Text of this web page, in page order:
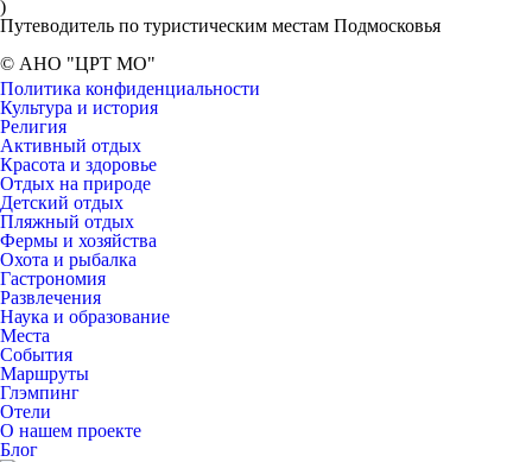
Путеводитель по туристическим местам Подмосковья
© АНО "ЦРТ МО"
Политика конфиденциальности
Культура и история
Религия
Активный отдых
Красота и здоровье
Отдых на природе
Детский отдых
Пляжный отдых
Фермы и хозяйства
Охота и рыбалка
Гастрономия
Развлечения
Наука и образование
Места
События
Маршруты
Глэмпинг
Отели
О нашем проекте
Блог